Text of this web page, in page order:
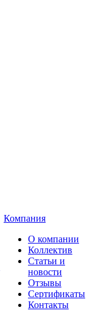
Компания
О компании
Коллектив
Статьи и
новости
Отзывы
Сертификаты
Контакты